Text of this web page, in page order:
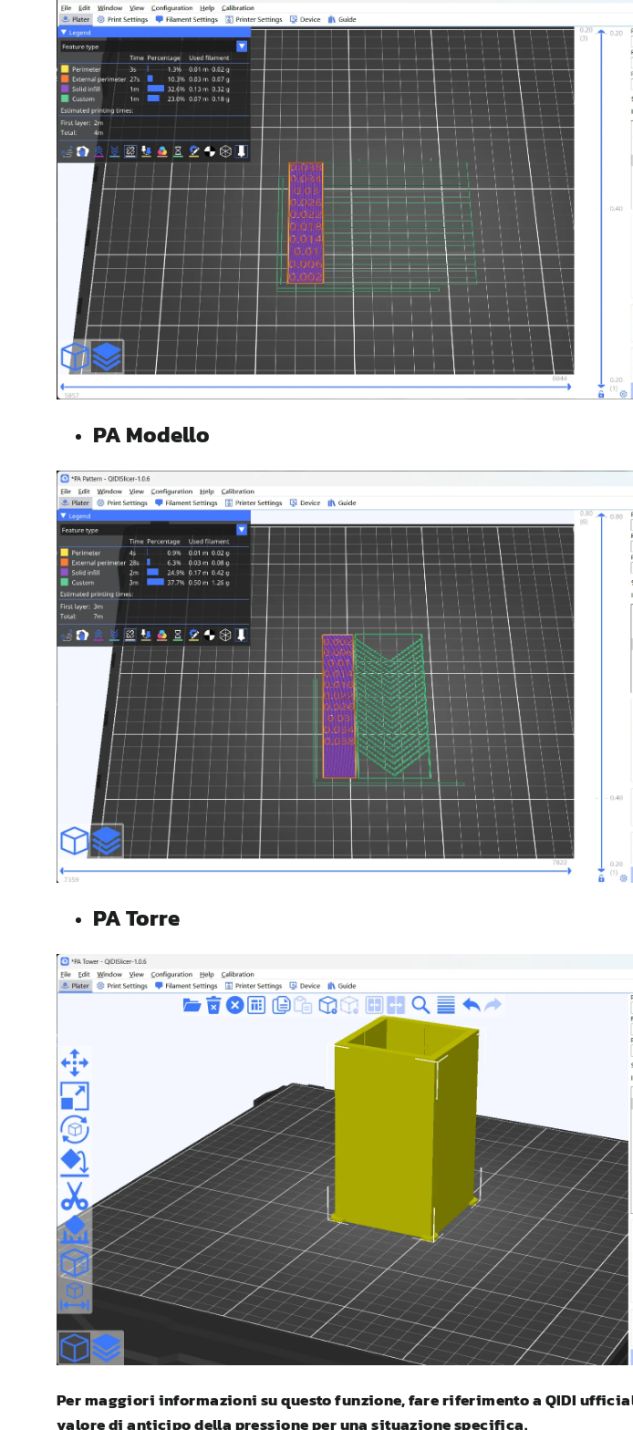
PA Modello
PATorre
Per maggiori informazioni su questo funzione, fare riferimento aQIDI
valore di anticipo della pressione per una situazione specifica.